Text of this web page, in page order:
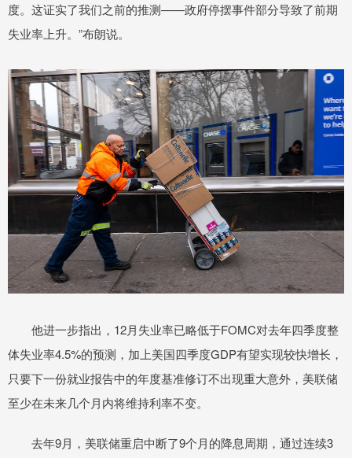
度。这证实了我们之前的推测——政府停摆事件部分导致了前期
失业率上升。”布朗说。
他进一步指出，12月失业率已略低于FOMC对去年四季度整
体失业率4.5%的预测，加上美国四季度GDP有望实现较快增长，
只要下一份就业报告中的年度基准修订不出现重大意外，美联储
至少在未来几个月内将维持利率不变。
去年9月，美联储重启中断了9个月的降息周期，通过连续3